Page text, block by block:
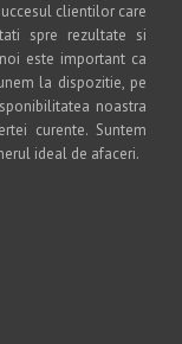
clientilor care
spre rezultate si
este important ca
la dispozitie, pe
noastra
curente. Suntem
ideal de afaceri.